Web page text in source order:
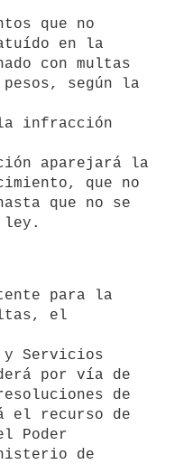
en la
con multas
según la
que no
que no se
ley.
el
y Servicios
por vía de
de
el recurso de
Poder
de